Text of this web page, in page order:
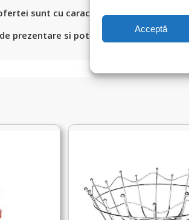
Acceptă
sunt cu caracter informativ și nu
prezentare si pot avea mici diferente de